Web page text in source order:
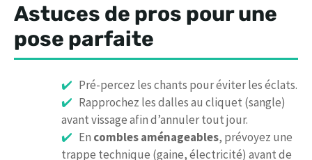
Astuces de pros pour une
pose parfaite
Pré-percez les chants pour éviter les éclats.
Rapprochez les dalles au cliquet (sangle)
avant vissage afin d’annuler tout jour.
En combles aménageables, prévoyez une
trappe technique (gaine, électricité) avant de